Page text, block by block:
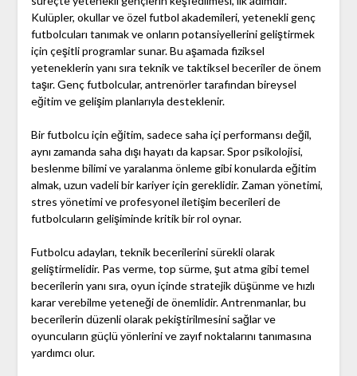
Kulüpler, okullar ve özel futbol akademileri, yetenekli genç
futbolcuları tanımak ve onların potansiyellerini geliştirmek
için çeşitli programlar sunar. Bu aşamada fiziksel
yeteneklerin yanı sıra teknik ve taktiksel beceriler de önem
taşır. Genç futbolcular, antrenörler tarafından bireysel
eğitim ve gelişim planlarıyla desteklenir.
Bir futbolcu için eğitim, sadece saha içi performansı değil,
aynı zamanda saha dışı hayatı da kapsar. Spor psikolojisi,
beslenme bilimi ve yaralanma önleme gibi konularda eğitim
almak, uzun vadeli bir kariyer için gereklidir. Zaman yönetimi,
stres yönetimi ve profesyonel iletişim becerileri de
futbolcuların gelişiminde kritik bir rol oynar.
Futbolcu adayları, teknik becerilerini sürekli olarak
geliştirmelidir. Pas verme, top sürme, şut atma gibi temel
becerilerin yanı sıra, oyun içinde stratejik düşünme ve hızlı
karar verebilme yeteneği de önemlidir. Antrenmanlar, bu
becerilerin düzenli olarak pekiştirilmesini sağlar ve
oyuncuların güçlü yönlerini ve zayıf noktalarını tanımasına
yardımcı olur.